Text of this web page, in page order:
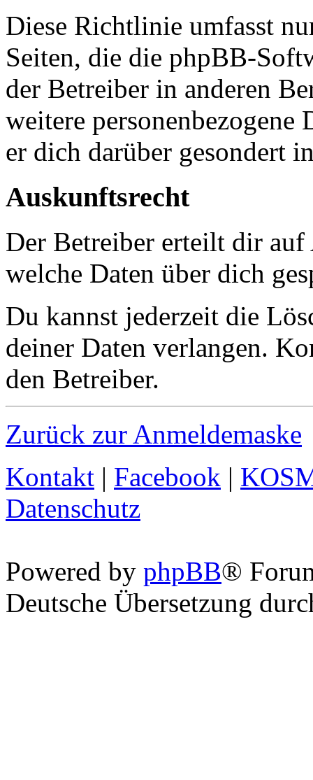
Diese Richtlinie umfasst
Seiten, die die phpBB-
der Betreiber in anderen
weitere personenbezogene
er dich darüber gesondert
Auskunftsrecht
Der Betreiber erteilt dir
welche Daten über dich
Du kannst jederzeit die
deiner Daten verlangen.
den Betreiber.
Zurück zur Anmeldemaske
Kontakt | Facebook |
Datenschutz
Powered by phpBB®
Deutsche Übersetzung